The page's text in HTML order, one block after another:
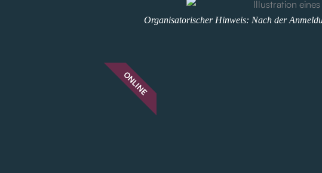
Organisatorischer Hinweis: Nach der
ONLINE